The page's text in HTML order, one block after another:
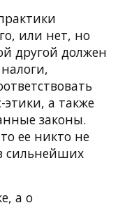
или нет, но
другой должен
а также
законы.
ее никто не
сильнейших
а о